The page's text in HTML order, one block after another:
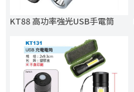
KT88 高功率強光USB手電筒